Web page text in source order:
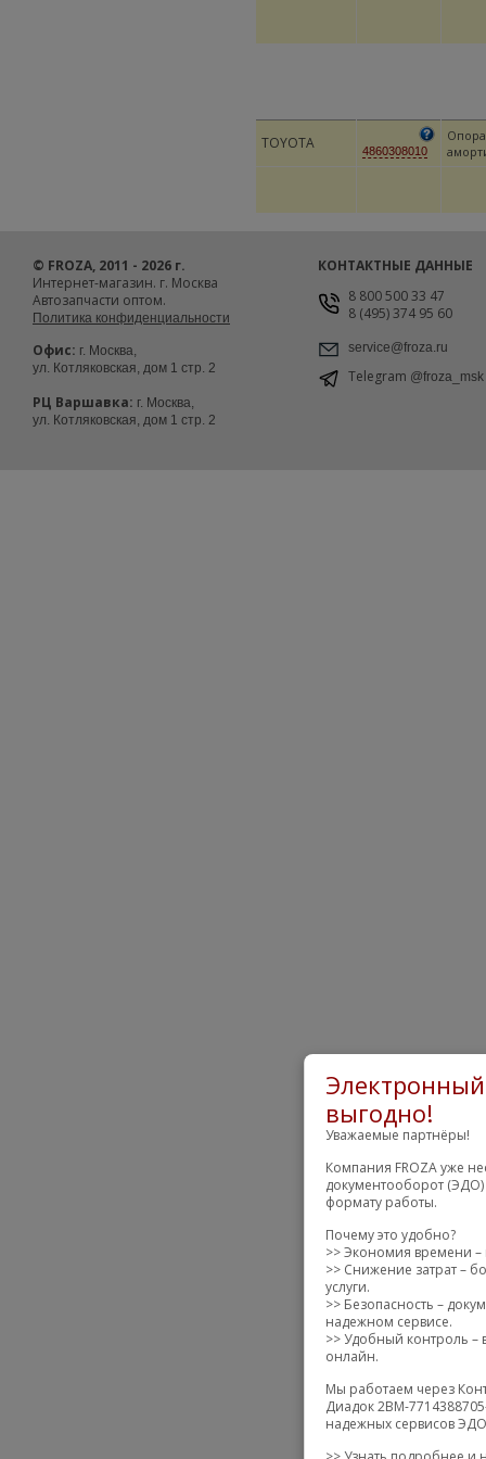
TOYOTA 4860308010
выгодно!
Уважаемые партнёры!
Компания FROZA уже
документооборот (ЭДО)
формату работы.
Почему это удобно?
>> Экономия времени –
>> Снижение затрат –
услуги.
>> Безопасность –
надежном сервисе.
>> Удобный контроль –
онлайн.
Мы работаем через
Диадок 2BM-
надежных сервисов
© FROZA, 2011 - 2026 г.
Интернет-магазин. г. Москва
Автозапчасти оптом.
Политика конфиденциальности
Офис: г. Москва,
ул. Котляковская, дом 1 стр. 2
РЦ Варшавка: г. Москва,
ул. Котляковская, дом 1 стр. 2
КОНТАКТНЫЕ ДАННЫЕ
8 800 500 33 47
8 (495) 374 95 60
service@froza.ru
Telegram @froza_msk